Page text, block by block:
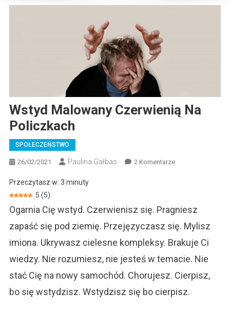
Wstyd Malowany Czerwienią Na
Policzkach
SPOŁECZEŃSTWO
26/02/2021 Paulina Gałbas 2 KomentarzeDo
Na
Przeczytasz w: 3 minuty
5 (5)
Ogarnia Cię wstyd. Czerwienisz się. Pragniesz
zapaść się pod ziemię. Przejęzyczasz się. Mylisz
imiona. Ukrywasz cielesne kompleksy. Brakuje Ci
wiedzy. Nie rozumiesz, nie jesteś w temacie. Nie
stać Cię na nowy samochód. Chorujesz. Cierpisz,
bo się wstydzisz. Wstydzisz się bo cierpisz.